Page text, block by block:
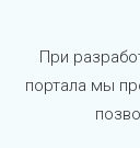
При
портала мы